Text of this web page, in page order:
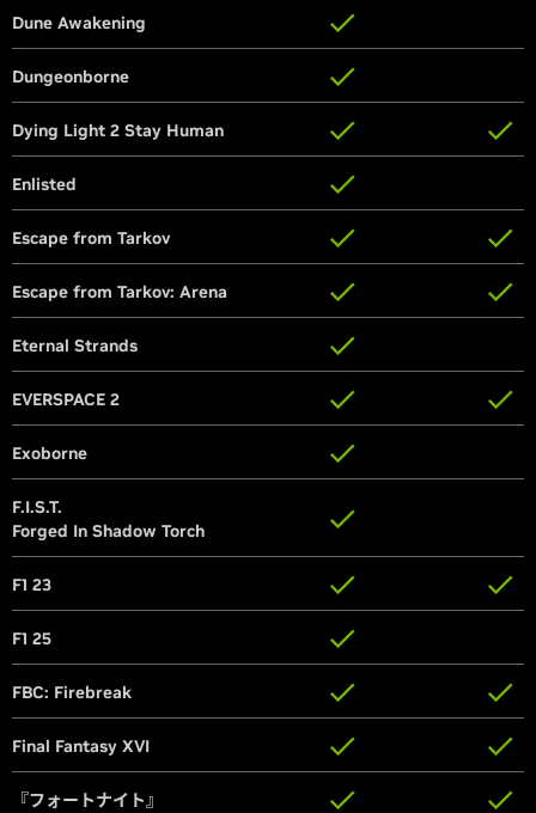
Dune Awakening
Dungeonborne
Dying Light 2 Stay Human
Enlisted
Escape from Tarkov
Escape from Tarkov: Arena
Eternal Strands
EVERSPACE 2
Exoborne
F.I.S.T.
Forged In Shadow Torch
F1 23
F1 25
FBC: Firebreak
Final Fantasy XVI
『フォートナイト』
Dune Awakening
Dungeonborne
Dying Light 2 Stay Human
Enlisted
Escape from Tarkov
Escape from Tarkov: Arena
Eternal Strands
EVERSPACE 2
Exoborne
F.I.S.T.
Forged In Shadow Torch
F1 23
F1 25
FBC: Firebreak
Final Fantasy XVI
『フォートナイト』